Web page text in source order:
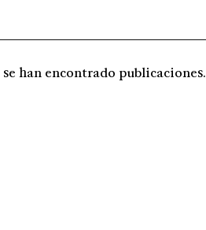
han encontrado publicaciones.